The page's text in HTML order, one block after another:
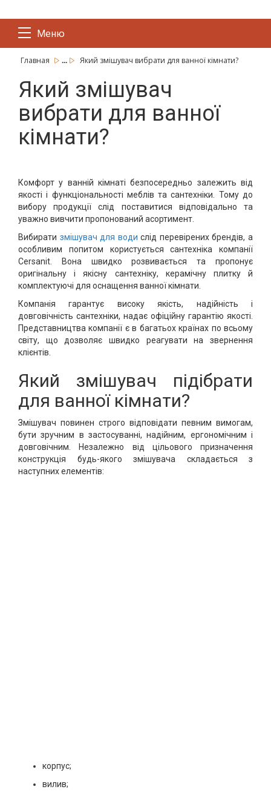
Меню
Главная ... Який змішувач вибрати для ванної кімнати?
Який змішувач
вибрати для ванної
кімнати?
Комфорт у ванній кімнаті безпосередньо залежить від
якості і функціональності меблів та сантехніки. Тому до
вибору продукції слід поставитися відповідально та
уважно вивчити пропонований асортимент.
Вибирати змішувач для води слід перевірених брендів, а
особливим попитом користується сантехніка компанії
Cersanit. Вона швидко розвивається та пропонує
оригінальну і якісну сантехніку, керамічну плитку й
комплектуючі для оснащення ванної кімнати.
Компанія гарантує високу якість, надійність і
довговічність сантехніки, надає офіційну гарантію якості.
Представництва компанії є в багатьох країнах по всьому
світу, що дозволяє швидко реагувати на звернення
клієнтів.
Який змішувач підібрати
для ванної кімнати?
Змішувач повинен строго відповідати певним вимогам,
бути зручним в застосуванні, надійним, ергономічним і
довговічним. Незалежно від цільового призначення
конструкція будь-якого змішувача складається з
наступних елементів:
корпус;
вилив;